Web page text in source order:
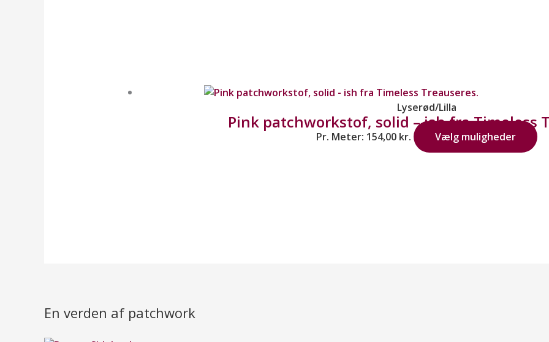
Lyserød/Lilla
Pink patchworkstof, solid – ish fra Timeless
Pr. Meter: 154,00 kr. Vælg muligheder
En verden af patchwork